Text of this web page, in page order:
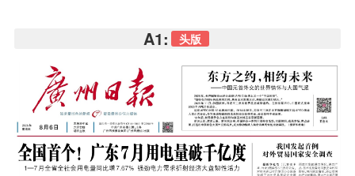
A1: 头版